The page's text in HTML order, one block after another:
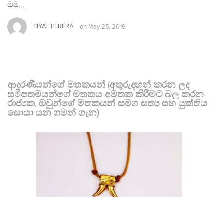
මම…
PIYAL PERERA on May 25, 2019
ආදරණීයන්ගේ මතකයන් (අතුරුදහන් කරන ලද
සමීපතමයන්ගේ මතකය අමතක කිරීමට බල කරන
රාජ්‍යක, ඔවුන්ගේ මතකයන් සමග සත්‍ය සහ යුක්තිය
සොයා යන ගමන් ගැන)